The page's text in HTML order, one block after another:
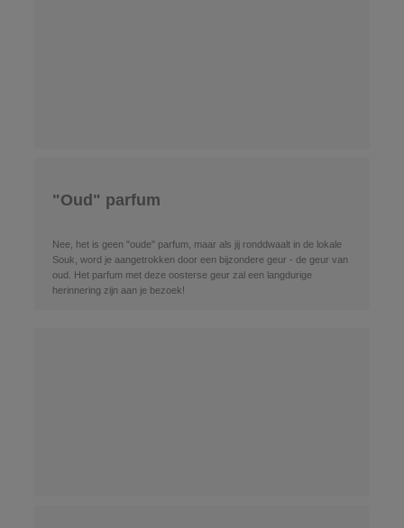
"Oud" parfum
Nee, het is geen "oude" parfum, maar als jij ronddwaalt in de lokale
Souk, word je aangetrokken door een bijzondere geur - de geur van
oud. Het parfum met deze oosterse geur zal een langdurige
herinnering zijn aan je bezoek!